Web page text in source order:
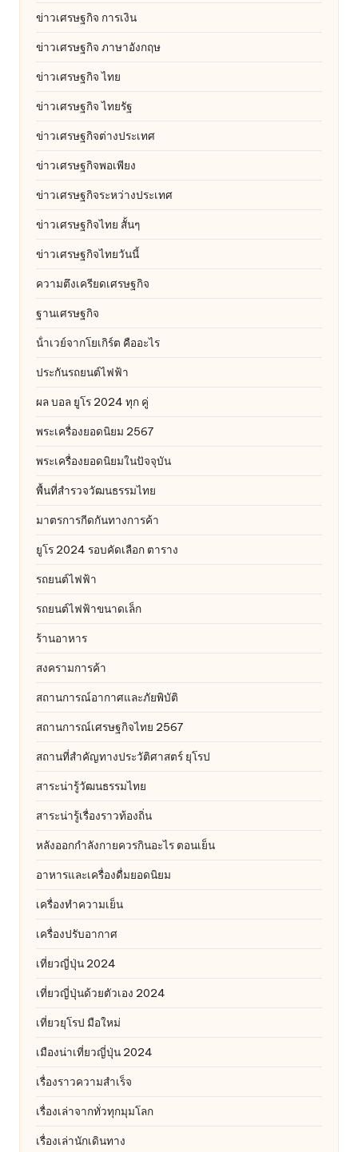
ข่าวเศรษฐกิจ การเงิน
ข่าวเศรษฐกิจ ภาษาอังกฤษ
ข่าวเศรษฐกิจ ไทย
ข่าวเศรษฐกิจ ไทยรัฐ
ข่าวเศรษฐกิจต่างประเทศ
ข่าวเศรษฐกิจพอเพียง
ข่าวเศรษฐกิจระหว่างประเทศ
ข่าวเศรษฐกิจไทย สั้นๆ
ข่าวเศรษฐกิจไทยวันนี้
ความตึงเครียดเศรษฐกิจ
ฐานเศรษฐกิจ
น้ําเวย์จากโยเกิร์ต คืออะไร
ประกันรถยนต์ไฟฟ้า
ผล บอล ยูโร 2024 ทุก คู่
พระเครื่องยอดนิยม 2567
พระเครื่องยอดนิยมในปัจจุบัน
พื้นที่สำรวจวัฒนธรรมไทย
มาตรการกีดกันทางการค้า
ยูโร 2024 รอบคัดเลือก ตาราง
รถยนต์ไฟฟ้า
รถยนต์ไฟฟ้าขนาดเล็ก
ร้านอาหาร
สงครามการค้า
สถานการณ์อากาศและภัยพิบัติ
สถานการณ์เศรษฐกิจไทย 2567
สถานที่สําคัญทางประวัติศาสตร์ ยุโรป
สาระน่ารู้วัฒนธรรมไทย
สาระน่ารู้เรื่องราวท้องถิ่น
หลังออกกําลังกายควรกินอะไร ตอนเย็น
อาหารและเครื่องดื่มยอดนิยม
เครื่องทำความเย็น
เครื่องปรับอากาศ
เที่ยวญี่ปุ่น 2024
เที่ยวญี่ปุ่นด้วยตัวเอง 2024
เที่ยวยุโรป มือใหม่
เมืองน่าเที่ยวญี่ปุ่น 2024
เรื่องราวความสำเร็จ
เรื่องเล่าจากทั่วทุกมุมโลก
เรื่องเล่านักเดินทาง